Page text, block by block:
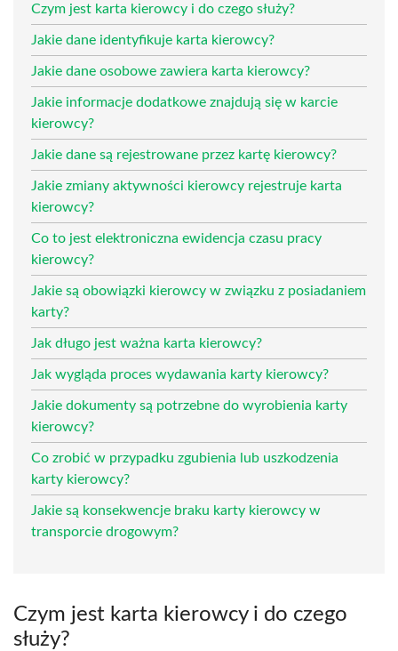
Czym jest karta kierowcy i do czego służy?
Jakie dane identyfikuje karta kierowcy?
Jakie dane osobowe zawiera karta kierowcy?
Jakie informacje dodatkowe znajdują się w karcie
kierowcy?
Jakie dane są rejestrowane przez kartę kierowcy?
Jakie zmiany aktywności kierowcy rejestruje karta
kierowcy?
Co to jest elektroniczna ewidencja czasu pracy
kierowcy?
Jakie są obowiązki kierowcy w związku z posiadaniem
karty?
Jak długo jest ważna karta kierowcy?
Jak wygląda proces wydawania karty kierowcy?
Jakie dokumenty są potrzebne do wyrobienia karty
kierowcy?
Co zrobić w przypadku zgubienia lub uszkodzenia
karty kierowcy?
Jakie są konsekwencje braku karty kierowcy w
transporcie drogowym?
Czym jest karta kierowcy i do czego
służy?